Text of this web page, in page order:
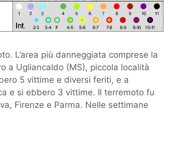
L’area più danneggiata comprese la
a Ugliancaldo (MS), piccola località
5 vittime e diversi feriti, e a
e si ebbero 3 vittime. Il terremoto fu
Firenze e Parma. Nelle settimane